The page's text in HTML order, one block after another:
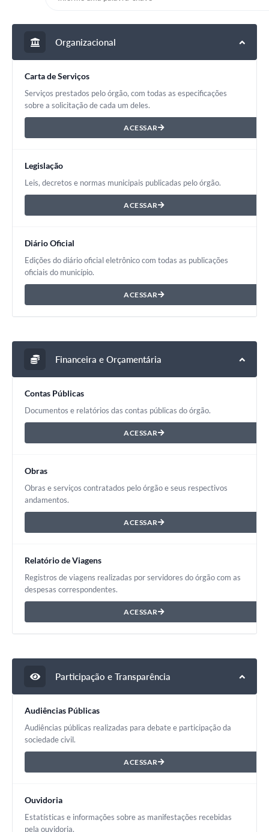
Organizacional
Carta de Serviços
Serviços prestados pelo órgão, com todas as especificações
sobre a solicitação de cada um deles.
ACESSAR
Legislação
Leis, decretos e normas municipais publicadas pelo órgão.
ACESSAR
Diário Oficial
Edições do diário oficial eletrônico com todas as publicações
oficiais do município.
ACESSAR
Financeira e Orçamentária
Contas Públicas
Documentos e relatórios das contas públicas do órgão.
ACESSAR
Obras
Obras e serviços contratados pelo órgão e seus respectivos
andamentos.
ACESSAR
Relatório de Viagens
Registros de viagens realizadas por servidores do órgão com as
despesas correspondentes.
ACESSAR
Participação e Transparência
Audiências Públicas
Audiências públicas realizadas para debate e participação da
sociedade civil.
ACESSAR
Ouvidoria
Estatísticas e informações sobre as manifestações recebidas
pela ouvidoria.